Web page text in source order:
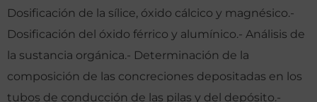
Dosificación de la sílice, óxido cálcico y magnésico.-
Dosificación del óxido férrico y alumínico.- Análisis de
la sustancia orgánica.- Determinación de la
composición de las concreciones depositadas en los
tubos de conducción de las pilas y del depósito.-